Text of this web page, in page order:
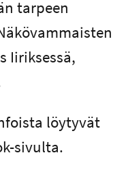
tarpeen
Iiriksessä,
löytyvät
sivulta.